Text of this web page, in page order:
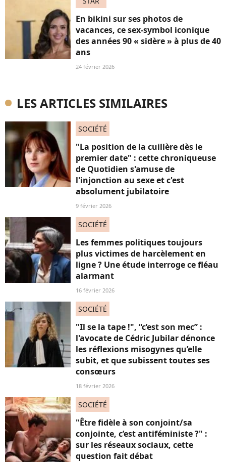
En bikini sur ses photos de
vacances, ce sex-symbol iconique
des années 90 « sidère » à plus de 40
ans
24 février 2026
LES ARTICLES SIMILAIRES
SOCIÉTÉ
"La position de la cuillère dès le
premier date" : cette chroniqueuse
de Quotidien s'amuse de
l'injonction au sexe et c'est
absolument jubilatoire
9 février 2026
SOCIÉTÉ
Les femmes politiques toujours
plus victimes de harcèlement en
ligne ? Une étude interroge ce fléau
alarmant
16 février 2026
SOCIÉTÉ
"Il se la tape !", “c’est son mec” :
l'avocate de Cédric Jubilar dénonce
les réflexions misogynes qu’elle
subit, et que subissent toutes ses
consœurs
18 février 2026
SOCIÉTÉ
"Être fidèle à son conjoint/sa
conjointe, c’est antiféministe ?" :
sur les réseaux sociaux, cette
question fait débat